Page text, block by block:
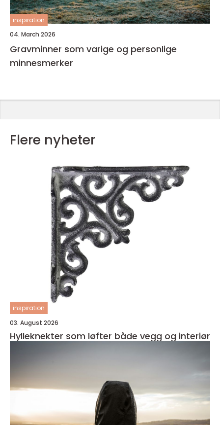
inspiration
04. March 2026
Gravminner som varige og personlige
minnesmerker
Flere nyheter
inspiration
03. August 2026
Hylleknekter som løfter både vegg og interiør